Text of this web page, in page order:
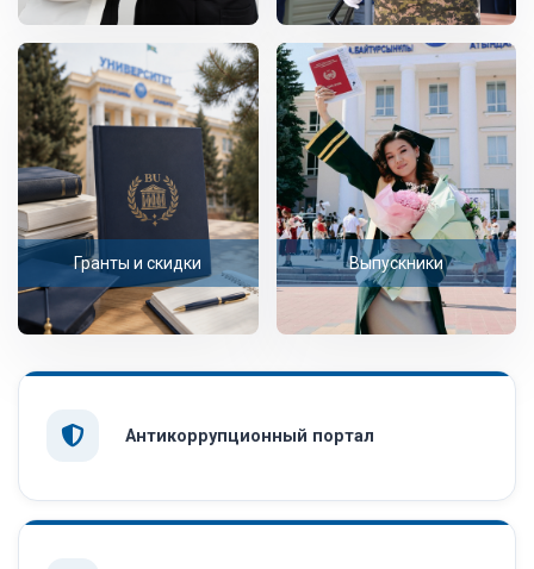
Гранты и скидки Выпускники
Антикоррупционный портал